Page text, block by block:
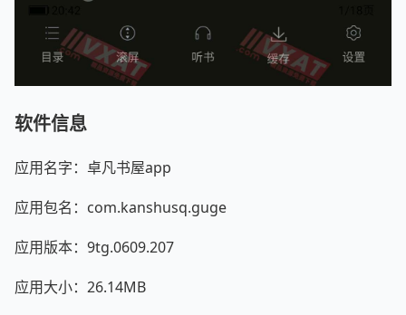
软件信息
应用名字：卓凡书屋app
应用包名：com.kanshusq.guge
应用版本：9tg.0609.207
应用大小：26.14MB